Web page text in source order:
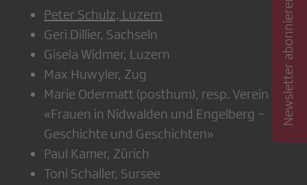
Peter Schulz, Luzern
Geri Dillier, Sachseln
Gisela Widmer, Luzern
Max Huwyler, Zug
Marie Odermatt (posthum), resp. Verein
«Frauen in Nidwalden und Engelberg −
Geschichte und Geschichten»
Paul Kamer, Zürich
Toni Schaller, Sursee
Newsletter abonnieren